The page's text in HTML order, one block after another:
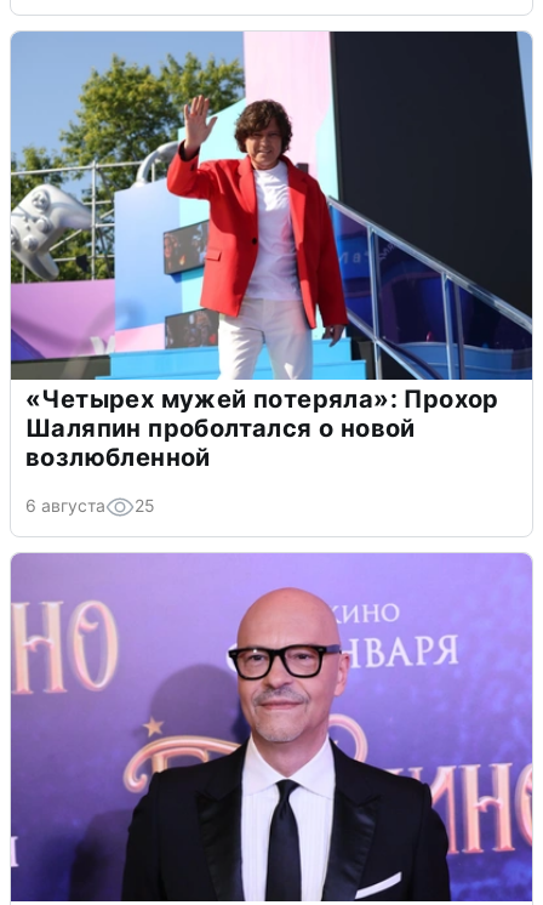
«Четырех мужей потеряла»: Прохор
Шаляпин проболтался о новой
возлюбленной
6 августа 25